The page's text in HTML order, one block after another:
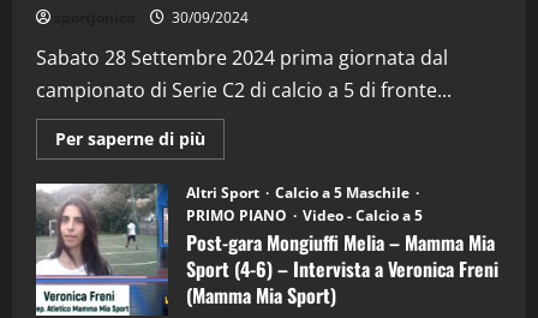
30/09/2024
Sabato 28 Settembre 2024 prima giornata dal
campionato di Serie C2 di calcio a 5 di fronte...
Per saperne di più
informazioni
Post-
gara
Mongiuffi
Melia
–
Mamma
Mia
Sport
Altri Sport
Calcio a 5 Maschile
PRIMO PIANO
Video - Calcio a 5
Post-gara Mongiuffi Melia – Mamma Mia
Sport (4-6) – Intervista a Veronica Freni
(Mamma Mia Sport)
2
“SportEmpire” in Podcast: 29^ Puntata
(Martedi 28 Aprile 2026)
28/04/2026
3
"SportEmpire" in Podcast
“SportEmpire” in Podcast: 28^ Puntata
(Martedi 21 Aprile 2026)
21/04/2026